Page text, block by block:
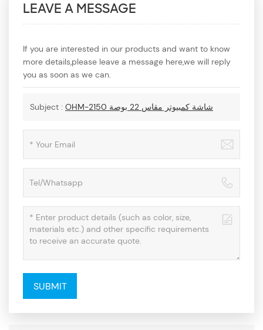
LEAVE A MESSAGE
If you are interested in our products and want to know
more details,please leave a message here,we will reply
you as soon as we can.
Subject : OHM-2150 شاشة كمبيوتر مقاس 22 بوصة
SUBMIT